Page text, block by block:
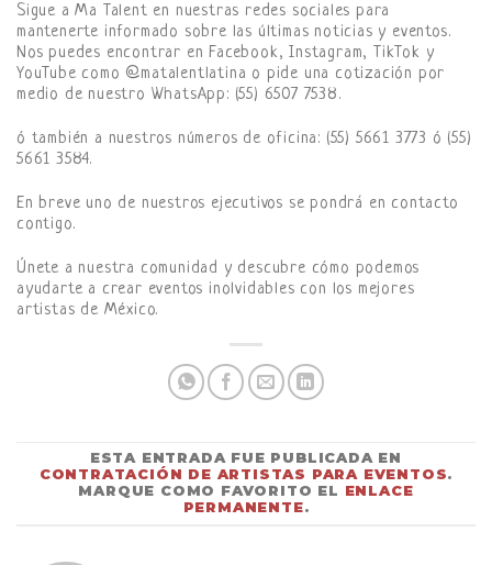
Sigue a Ma Talent en nuestras redes sociales para
mantenerte informado sobre las últimas noticias y eventos.
Nos puedes encontrar en Facebook, Instagram, TikTok y
YouTube como @matalentlatina o pide una cotización por
medio de nuestro WhatsApp: (55) 6507 7538.
ó también a nuestros números de oficina: (55) 5661 3773 ó (55)
5661 3584.
En breve uno de nuestros ejecutivos se pondrá en contacto
contigo.
Únete a nuestra comunidad y descubre cómo podemos
ayudarte a crear eventos inolvidables con los mejores
artistas de México.
ESTA ENTRADA FUE PUBLICADA EN
CONTRATACIÓN DE ARTISTAS PARA EVENTOS.
MARQUE COMO FAVORITO EL ENLACE
PERMANENTE.